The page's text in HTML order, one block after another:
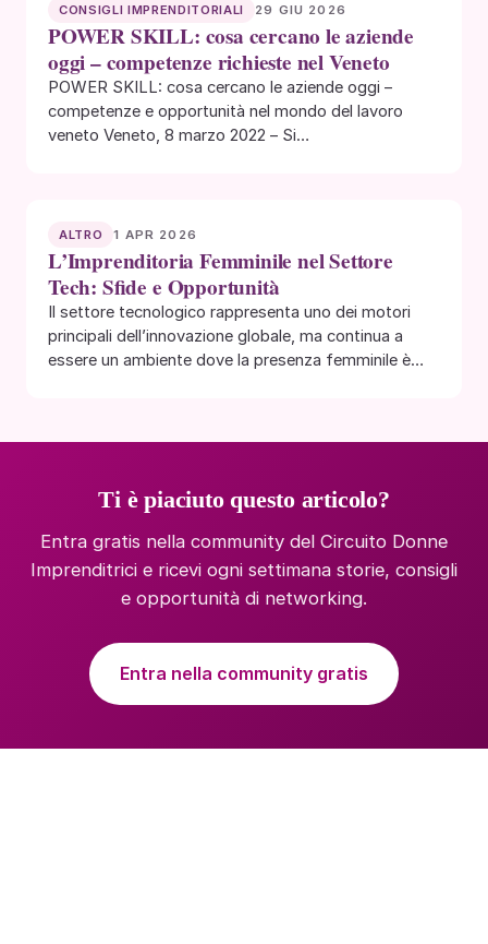
CONSIGLI IMPRENDITORIALI 29 GIU 2026
POWER SKILL: cosa cercano le aziende
oggi – competenze richieste nel Veneto
POWER SKILL: cosa cercano le aziende oggi –
competenze e opportunità nel mondo del lavoro
veneto Veneto, 8 marzo 2022 – Si…
ALTRO 1 APR 2026
L’Imprenditoria Femminile nel Settore
Tech: Sfide e Opportunità
Il settore tecnologico rappresenta uno dei motori
principali dell’innovazione globale, ma continua a
essere un ambiente dove la presenza femminile è
Ti è piaciuto questo articolo?
Entra gratis nella community del Circuito Donne
Imprenditrici e ricevi ogni settimana storie, consigli
e opportunità di networking.
Entra nella community gratis